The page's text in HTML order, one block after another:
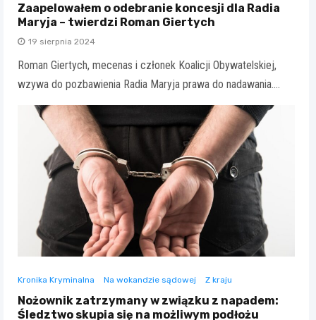
Zaapelowałem o odebranie koncesji dla Radia
Maryja – twierdzi Roman Giertych
19 sierpnia 2024
Roman Giertych, mecenas i członek Koalicji Obywatelskiej,
wzywa do pozbawienia Radia Maryja prawa do nadawania.…
Kronika Kryminalna Na wokandzie sądowej Z kraju
Nożownik zatrzymany w związku z napadem:
Śledztwo skupia się na możliwym podłożu